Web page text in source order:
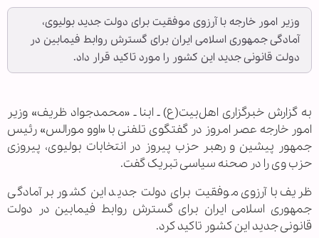
وزیر امور خارجه با آرزوی موفقیت برای دولت جدید بولیوی،
آمادگی جمهوری اسلامی ایران برای گسترش روابط فیمابین در
دولت قانونی جدید این کشور را مورد تاکید قرار داد.
به گزارش خبرگزاری اهل‌بیت(ع) ـ ابنا ـ «محمدجواد ظریف» وزیر
امور خارجه عصر امروز در گفتگوی تلفنی با «اوو مورالس» رئیس
جمهور پیشین و رهبر حزب پیروز در انتخابات بولیوی، پیروزی
حزب وی را در صحنه سیاسی تبریک گفت.
ظریف با آرزوی موفقیت برای دولت جدید این کشور بر آمادگی
جمهوری اسلامی ایران برای گسترش روابط فیمابین در دولت
قانونی جدید این کشور تاکید کرد.